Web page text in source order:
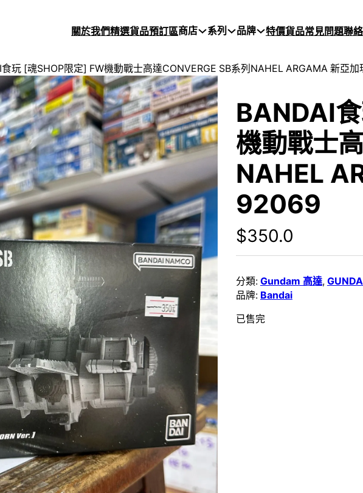
關於我們精選貨品預訂區商店 系列 品牌 特價貨品常見問題聯
食玩 [魂SHOP限定] FW機動戰士高達CONVERGE SB系列NAHEL ARGAMA 新亞
BANDAI
機動戰士
NAHEL
92069
$350.0
分類: Gundam 高達,
品牌: Bandai
已售完